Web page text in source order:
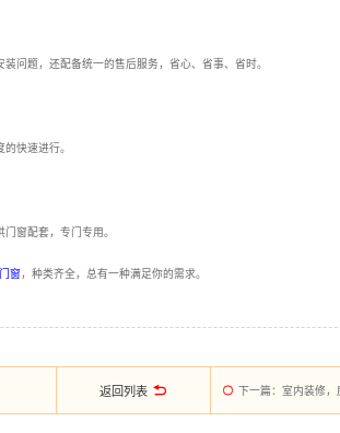
问题，还配备统一的售后服务，省心、省事、省时。
快速进行。
窗配套，专门专用。
窗，种类齐全，总有一种满足你的需求。
返回列表 下一篇：室内装修，